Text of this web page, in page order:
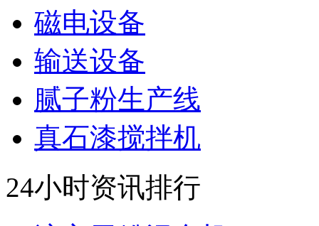
磁电设备
输送设备
腻子粉生产线
真石漆搅拌机
24小时资讯排行